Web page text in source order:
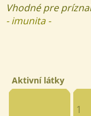
Vhodné pre
- imunita -
Aktivní látky
1